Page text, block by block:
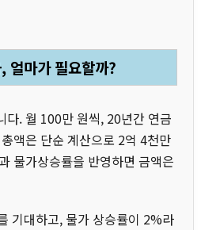
얼마가 필요할까?
다. 월 100만 원씩, 20년간 연금
액은 단순 계산으로 2억 4천만
물가상승률을 반영하면 금액은
기대하고, 물가 상승률이 2%라